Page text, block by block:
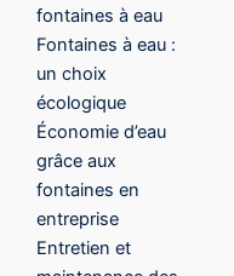
fontaines à eau
Fontaines à eau :
un choix
écologique
Économie d’eau
grâce aux
fontaines en
entreprise
Entretien et